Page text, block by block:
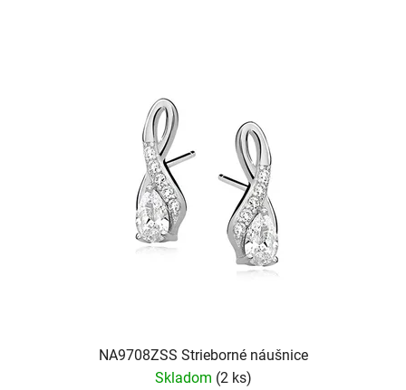
NA9708ZSS Strieborné náušnice
Skladom (2 ks)